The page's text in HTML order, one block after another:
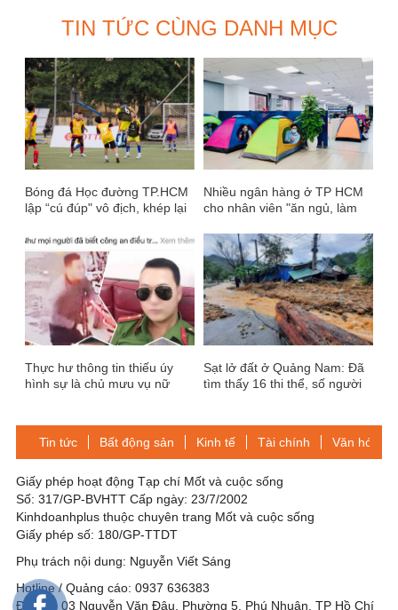
TIN TỨC CÙNG DANH MỤC
Bóng đá Học đường TP.HCM
lập “cú đúp" vô địch, khép lại
đầy cảm xúc
Nhiều ngân hàng ở TP HCM
cho nhân viên "ăn ngủ, làm
Thực hư thông tin thiếu úy
hình sự là chủ mưu vụ nữ
Sạt lở đất ở Quảng Nam: Đã
tìm thấy 16 thi thể, số người
Tin tức
Bất động sản Kinh tế Tài chính Văn hóa-
Giấy phép hoạt động Tạp chí Mốt và cuộc sống
Số: 317/GP-BVHTT Cấp ngày: 23/7/2002
Kinhdoanhplus thuộc chuyên trang Mốt và cuộc sống
Giấy phép số: 180/GP-TTDT
Phụ trách nội dung: Nguyễn Viết Sáng
Hotline / Quảng cáo: 0937 636383
Địa chỉ: 03 Nguyễn Văn Đậu, Phường 5, Phú Nhuận, TP Hồ Chí